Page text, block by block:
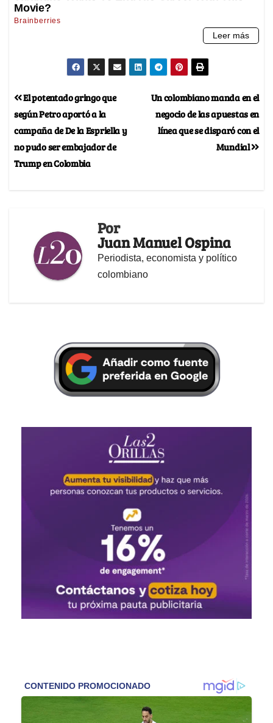
Un colombiano manda en el
negocio de las apuestas en
línea que se disparó con el
Mundial
El potentado gringo que
según Petro aportó a la
campaña de De la Espriella y
no pudo ser embajador de
Trump en Colombia
Por
Juan Manuel Ospina
Periodista, economista y político
colombiano